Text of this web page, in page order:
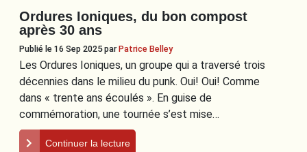
Ordures Ioniques, du bon compost
après 30 ans
Publié le 16 Sep 2025parPatrice Belley
Les Ordures Ioniques, un groupe qui a traversé trois
décennies dans le milieu du punk. Oui! Oui! Comme
dans « trente ans écoulés ». En guise de
commémoration, une tournée s’est mise…
Continuer la lecture